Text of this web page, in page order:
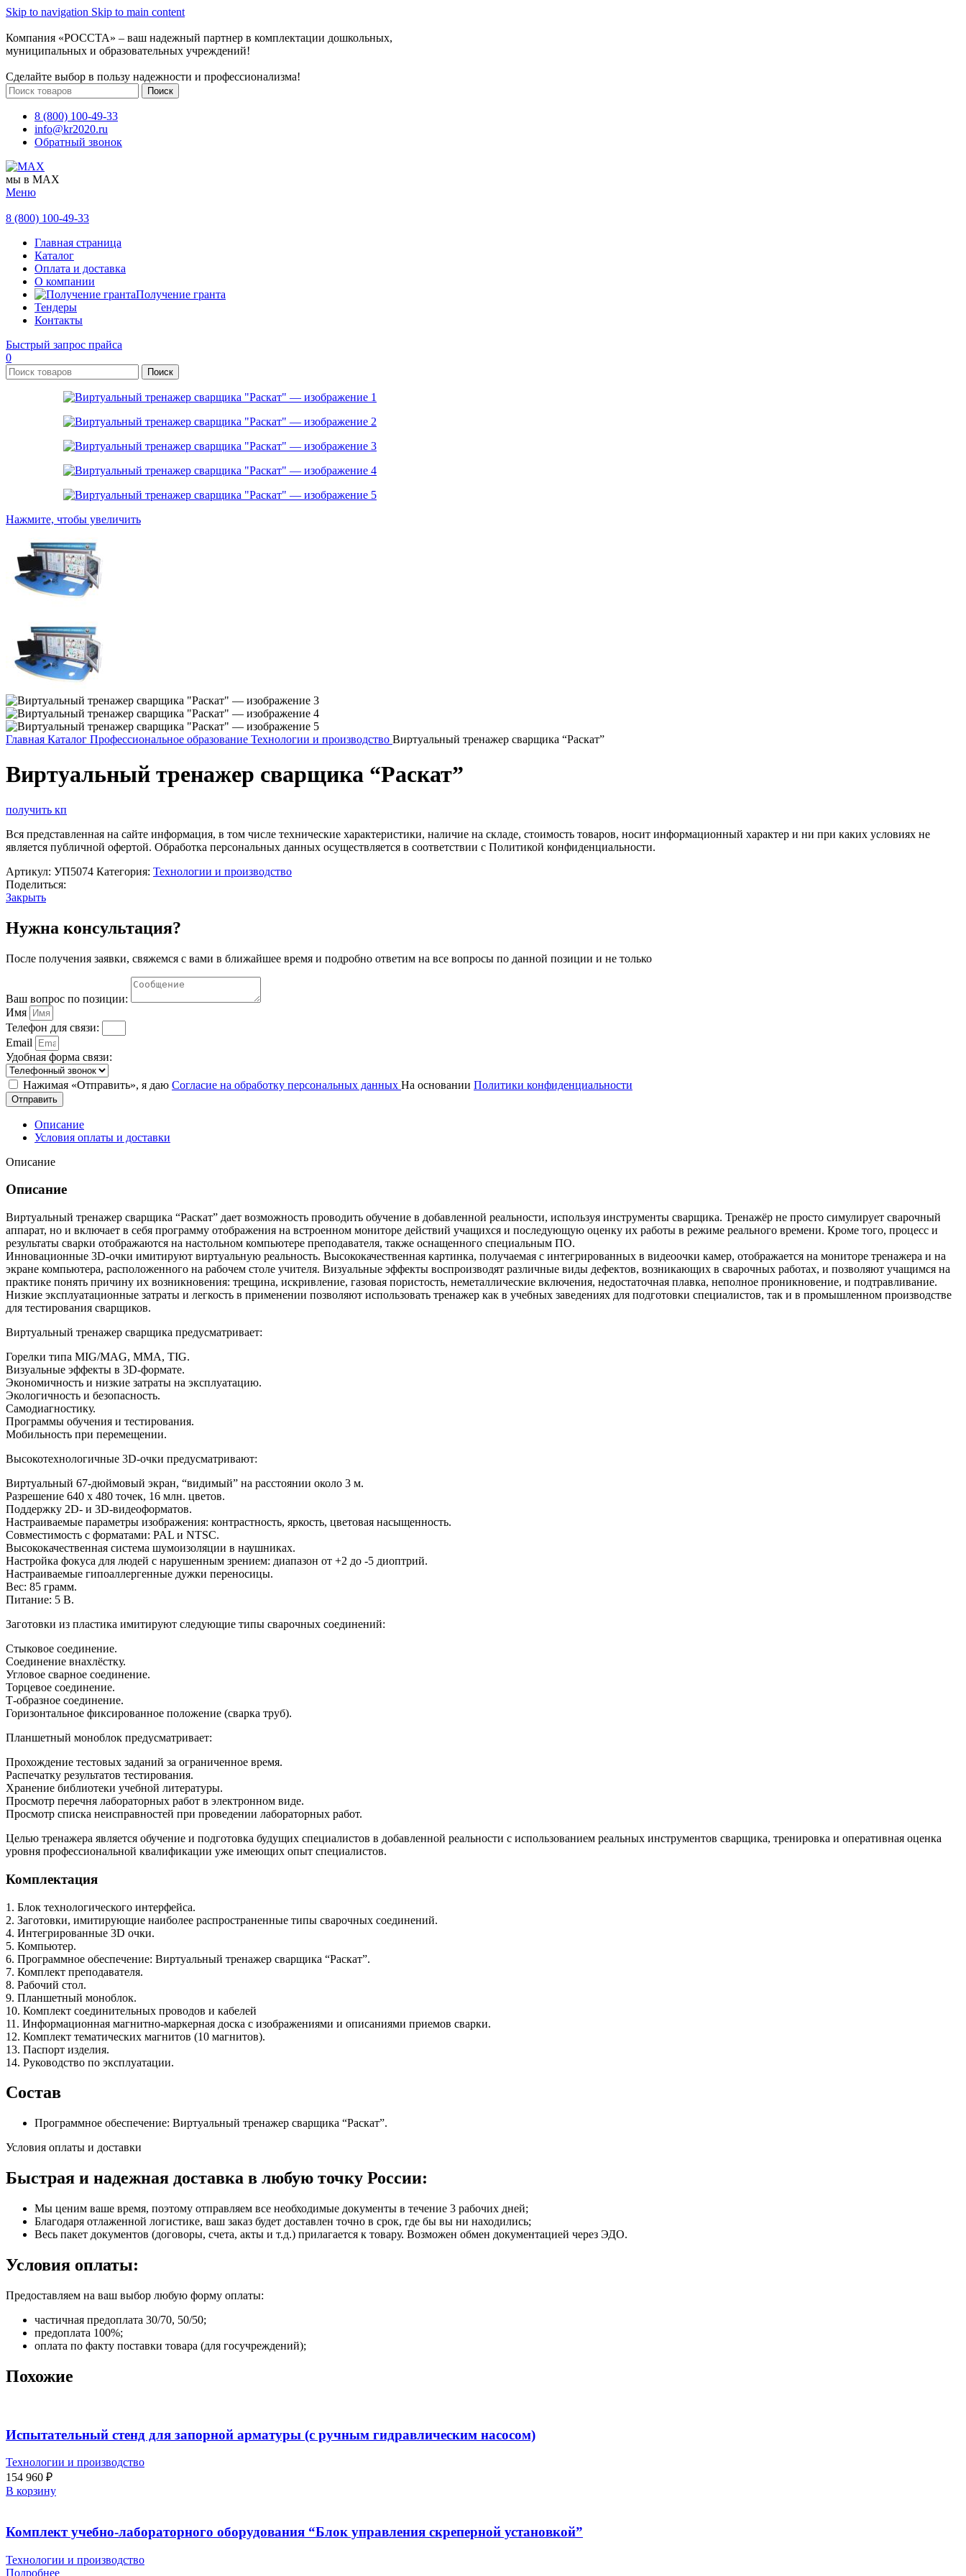
Skip to navigation Skip to main content
Компания «РОССТА» – ваш надежный партнер в комплектации дошкольных,
муниципальных и образовательных учреждений!
Сделайте выбор в пользу надежности и профессионализма!
Поиск
8 (800) 100-49-33
info@kr2020.ru
Обратный звонок
мы в MAX
Меню
8 (800) 100-49-33
Главная страница
Каталог
Оплата и доставка
О компании
Получение гранта
Тендеры
Контакты
Быстрый запрос прайса
0
Поиск
Нажмите, чтобы увеличить
Главная Каталог Профессиональное образование Технологии и производство Виртуальный тренажер сварщика “Раскат”
Виртуальный тренажер сварщика “Раскат”
получить кп
Вся представленная на сайте информация, в том числе технические характеристики, наличие на складе, стоимость товаров, носит информационный характер и ни при каких условиях не
является публичной офертой. Обработка персональных данных осуществляется в соответствии с Политикой конфиденциальности.
Артикул: УП5074 Категория: Технологии и производство
Поделиться:
Закрыть
Нужна консультация?
После получения заявки, свяжемся с вами в ближайшее время и подробно ответим на все вопросы по данной позиции и не только
Ваш вопрос по позиции:
Имя
Телефон для связи:
Email
Удобная форма связи:
Нажимая «Отправить», я даю Согласие на обработку персональных данных На основании Политики конфиденциальности
Отправить
Описание
Условия оплаты и доставки
Описание
Описание
Виртуальный тренажер сварщика “Раскат” дает возможность проводить обучение в добавленной реальности, используя инструменты сварщика. Тренажёр не просто симулирует сварочный
аппарат, но и включает в себя программу отображения на встроенном мониторе действий учащихся и последующую оценку их работы в режиме реального времени. Кроме того, процесс и
результаты сварки отображаются на настольном компьютере преподавателя, также оснащенного специальным ПО.
Инновационные 3D-очки имитируют виртуальную реальность. Высококачественная картинка, получаемая с интегрированных в видеоочки камер, отображается на мониторе тренажера и на
экране компьютера, расположенного на рабочем столе учителя. Визуальные эффекты воспроизводят различные виды дефектов, возникающих в сварочных работах, и позволяют учащимся на
практике понять причину их возникновения: трещина, искривление, газовая пористость, неметаллические включения, недостаточная плавка, неполное проникновение, и подтравливание.
Низкие эксплуатационные затраты и легкость в применении позволяют использовать тренажер как в учебных заведениях для подготовки специалистов, так и в промышленном производстве
для тестирования сварщиков.
Виртуальный тренажер сварщика предусматривает:
Горелки типа MIG/MAG, MMA, TIG.
Визуальные эффекты в 3D-формате.
Экономичность и низкие затраты на эксплуатацию.
Экологичность и безопасность.
Самодиагностику.
Программы обучения и тестирования.
Мобильность при перемещении.
Высокотехнологичные 3D-очки предусматривают:
Виртуальный 67-дюймовый экран, “видимый” на расстоянии около 3 м.
Разрешение 640 x 480 точек, 16 млн. цветов.
Поддержку 2D- и 3D-видеоформатов.
Настраиваемые параметры изображения: контрастность, яркость, цветовая насыщенность.
Совместимость с форматами: PAL и NTSC.
Высококачественная система шумоизоляции в наушниках.
Настройка фокуса для людей с нарушенным зрением: диапазон от +2 до -5 диоптрий.
Настраиваемые гипоаллергенные дужки переносицы.
Вес: 85 грамм.
Питание: 5 В.
Заготовки из пластика имитируют следующие типы сварочных соединений:
Стыковое соединение.
Соединение внахлёстку.
Угловое сварное соединение.
Торцевое соединение.
Т-образное соединение.
Горизонтальное фиксированное положение (сварка труб).
Планшетный моноблок предусматривает:
Прохождение тестовых заданий за ограниченное время.
Распечатку результатов тестирования.
Хранение библиотеки учебной литературы.
Просмотр перечня лабораторных работ в электронном виде.
Просмотр списка неисправностей при проведении лабораторных работ.
Целью тренажера является обучение и подготовка будущих специалистов в добавленной реальности с использованием реальных инструментов сварщика, тренировка и оперативная оценка
уровня профессиональной квалификации уже имеющих опыт специалистов.
Комплектация
1. Блок технологического интерфейса.
2. Заготовки, имитирующие наиболее распространенные типы сварочных соединений.
4. Интегрированные 3D очки.
5. Компьютер.
6. Программное обеспечение: Виртуальный тренажер сварщика “Раскат”.
7. Комплект преподавателя.
8. Рабочий стол.
9. Планшетный моноблок.
10. Комплект соединительных проводов и кабелей
11. Информационная магнитно-маркерная доска с изображениями и описаниями приемов сварки.
12. Комплект тематических магнитов (10 магнитов).
13. Паспорт изделия.
14. Руководство по эксплуатации.
Состав
Программное обеспечение: Виртуальный тренажер сварщика “Раскат”.
Условия оплаты и доставки
Быстрая и надежная доставка в любую точку России:
Мы ценим ваше время, поэтому отправляем все необходимые документы в течение 3 рабочих дней;
Благодаря отлаженной логистике, ваш заказ будет доставлен точно в срок, где бы вы ни находились;
Весь пакет документов (договоры, счета, акты и т.д.) прилагается к товару. Возможен обмен документацией через ЭДО.
Условия оплаты:
Предоставляем на ваш выбор любую форму оплаты:
частичная предоплата 30/70, 50/50;
предоплата 100%;
оплата по факту поставки товара (для госучреждений);
Похожие
Испытательный стенд для запорной арматуры (с ручным гидравлическим насосом)
Технологии и производство
154 960 ₽
В корзину
Комплект учебно-лабораторного оборудования “Блок управления скреперной установкой”
Технологии и производство
Подробнее